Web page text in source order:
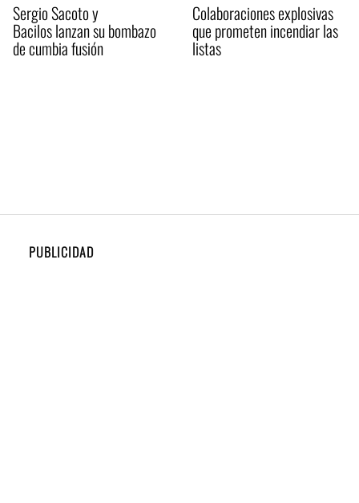
Sergio Sacoto y
Bacilos lanzan su bombazo
de cumbia fusión
Colaboraciones explosivas
que prometen incendiar las
listas
PUBLICIDAD